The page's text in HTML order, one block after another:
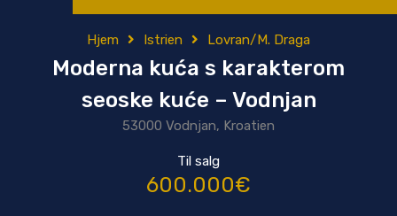
Hjem Istrien Lovran/M. Draga
Moderna kuća s karakterom
seoske kuće – Vodnjan
53000 Vodnjan, Kroatien
Til salg
600.000€